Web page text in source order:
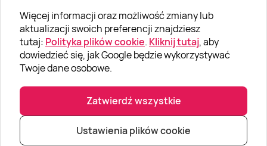
Więcej informacji oraz możliwość zmiany lub
aktualizacji swoich preferencji znajdziesz
tutaj: Polityka plików cookie. Kliknij tutaj, aby
dowiedzieć się, jak Google będzie wykorzystywać
Twoje dane osobowe.
Zatwierdź wszystkie
Ustawienia plików cookie
Kraków Kraków
Voucher do salonu
Kraków
ciała - 45 minut
Kraków
Dodaj recenzję
Informacje
GRUPA „SUPER PREZENTY“
© Super prezenty 2026|info@superprezenty.pl|22 395 57 20